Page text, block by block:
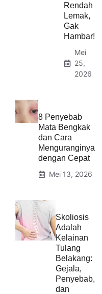
Rendah
Lemak,
Gak
Hambar!
Mei
25,
2026
8 Penyebab
Mata Bengkak
dan Cara
Menguranginya
dengan Cepat
Mei 13, 2026
Skoliosis
Adalah
Kelainan
Tulang
Belakang:
Gejala,
Penyebab,
dan